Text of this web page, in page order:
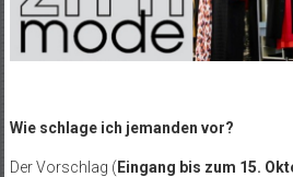
Wie schlage ich jemanden vor?
Der Vorschlag ( Eingang bis zum 15.